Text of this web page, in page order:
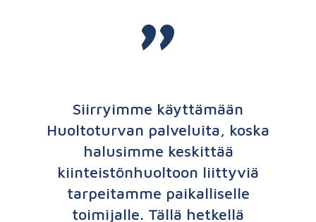
"
Siirryimme käyttämään
Huoltoturvan palveluita, koska
halusimme keskittää
kiinteistönhuoltoon liittyviä
tarpeitamme paikalliselle
toimijalle. Tällä hetkellä